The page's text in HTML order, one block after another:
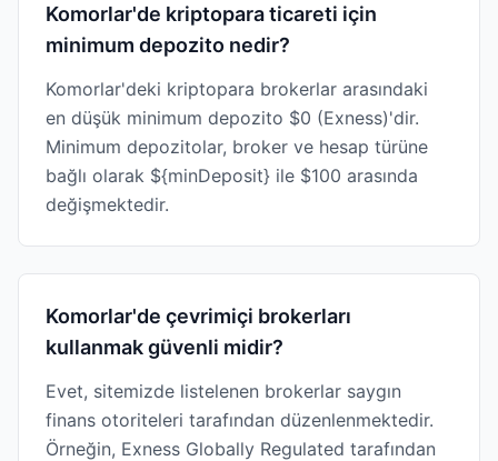
Komorlar'de kriptopara ticareti için
minimum depozito nedir?
Komorlar'deki kriptopara brokerlar arasındaki
en düşük minimum depozito $0 (Exness)'dir.
Minimum depozitolar, broker ve hesap türüne
bağlı olarak ${minDeposit} ile $100 arasında
değişmektedir.
Komorlar'de çevrimiçi brokerları
kullanmak güvenli midir?
Evet, sitemizde listelenen brokerlar saygın
finans otoriteleri tarafından düzenlenmektedir.
Örneğin, Exness Globally Regulated tarafından